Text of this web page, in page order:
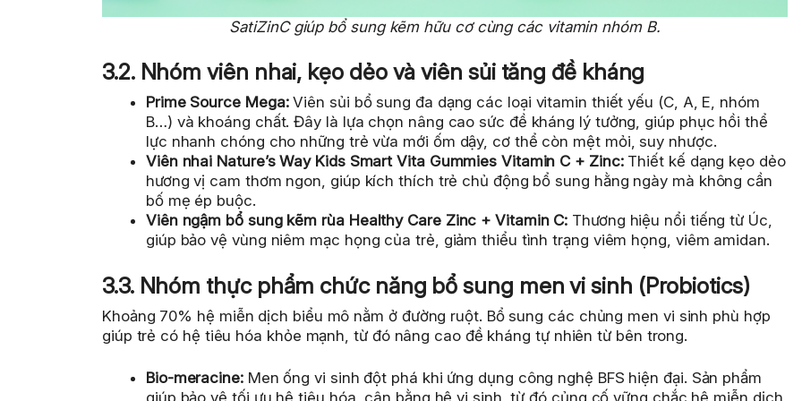
SatiZinC giúp bổ sung kẽm hữu cơ cùng các vitamin nhóm B.
3.2. Nhóm viên nhai, kẹo dẻo và viên sủi tăng đề kháng
Prime Source Mega:Viên sủi bổ sung đa dạng các loại vitamin thiết yếu (C, A, E, nhóm
B…) và khoáng chất. Đây là lựa chọn nâng cao sức đề kháng lý tưởng, giúp phục hồi thể
lực nhanh chóng cho những trẻ vừa mới ốm dậy, cơ thể còn mệt mỏi, suy nhược.
Viên nhai Nature’s Way Kids Smart Vita Gummies Vitamin C + Zinc:Thiết kế dạng kẹo dẻo
hương vị cam thơm ngon, giúp kích thích trẻ chủ động bổ sung hằng ngày mà không cần
bố mẹ ép buộc.
Viên ngậm bổ sung kẽm rùa Healthy Care Zinc + Vitamin C: Thương hiệu nổi tiếng từ Úc,
giúp bảo vệ vùng niêm mạc họng của trẻ, giảm thiểu tình trạng viêm họng, viêm amidan.
3.3. Nhóm thực phẩm chức năng bổ sung men vi sinh (Probiotics)
Khoảng 70% hệ miễn dịch biểu mô nằm ở đường ruột. Bổ sung các chủng men vi sinh phù hợp
giúp trẻ có hệ tiêu hóa khỏe mạnh, từ đó nâng cao đề kháng tự nhiên từ bên trong.
Bio-meracine:Men ống vi sinh đột phá khi ứng dụng công nghệ BFS hiện đại. Sản phẩm